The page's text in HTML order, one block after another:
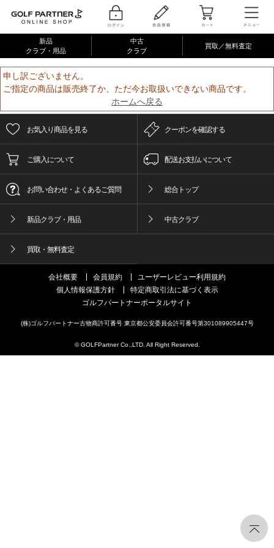
新品
クラブ・用品
中古
クラブ
買取／無料査定
申し訳ございません。
ご指定の商品は販売終了か、ただ今お取扱いできない商品です。
ホームへ戻る
お気入り商品を見る クーポンを確認する
ご購入について 配送お支払いについて
お問い合わせ・よくあるご質問 総合トップ
新品クラブ・用品 中古クラブ
買取・無料査定
会社概要 会員規約
ユーザーレビュー利用規約
個人情報保護方針
特定商取引法に基づく表示
ゴルフパートナーポータルサイト
(株)ゴルフパートナー古物商許可番号 東京都公安委員会許可番号第301089905447号
© GOLFPartner Co.,LTD. All Right Reserved.